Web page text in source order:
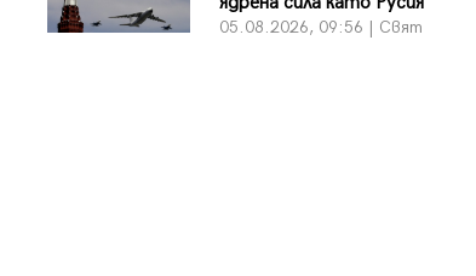
05.08.2026, 09:56 | Свят